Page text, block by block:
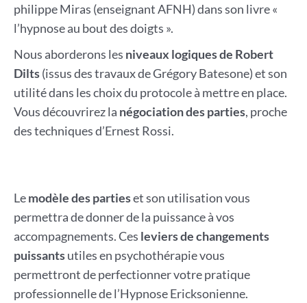
philippe Miras (enseignant AFNH) dans son livre «
l’hypnose au bout des doigts ».
Nous aborderons les niveaux logiques de Robert
Dilts(issus des travaux de Grégory Batesone) et son
utilité dans les choix du protocole à mettre en place.
Vous découvrirez la négociation des parties, proche
des techniques d’Ernest Rossi.
Lemodèle des partieset son utilisation vous
permettra de donner de la puissance à vos
accompagnements. Ces leviers de changements
puissantsutiles en psychothérapie vous
permettront de perfectionner votre pratique
professionnelle de l’Hypnose Ericksonienne.